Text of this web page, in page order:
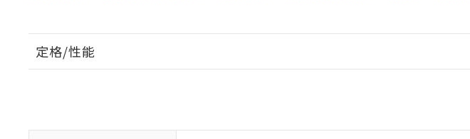
定格/性能